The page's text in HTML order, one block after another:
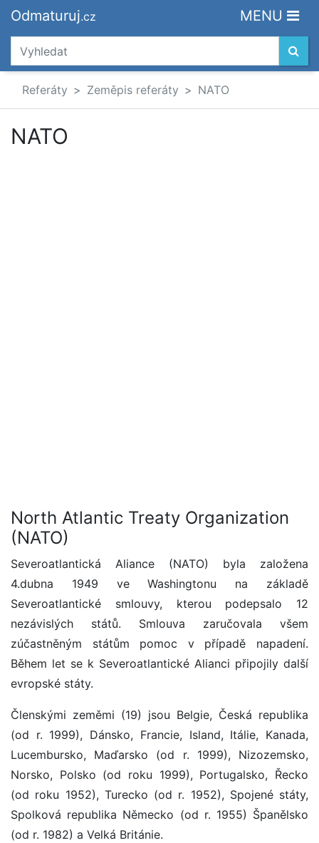
Odmaturuj.cz MENU
Referáty Zeměpis referáty NATO
NATO
North Atlantic Treaty Organization
(NATO)
Severoatlantická Aliance (NATO) byla založena
4.dubna 1949 ve Washingtonu na základě
Severoatlantické smlouvy, kterou podepsalo 12
nezávislých států. Smlouva zaručovala všem
zúčastněným státům pomoc v případě napadení.
Během let se k Severoatlantické Alianci připojily další
evropské státy.
Členskými zeměmi (19) jsou Belgie, Česká republika
(od r. 1999), Dánsko, Francie, Island, Itálie, Kanada,
Lucembursko, Maďarsko (od r. 1999), Nizozemsko,
Norsko, Polsko (od roku 1999), Portugalsko, Řecko
(od roku 1952), Turecko (od r. 1952), Spojené státy,
Spolková republika Německo (od r. 1955) Španělsko
(od r. 1982) a Velká Británie.